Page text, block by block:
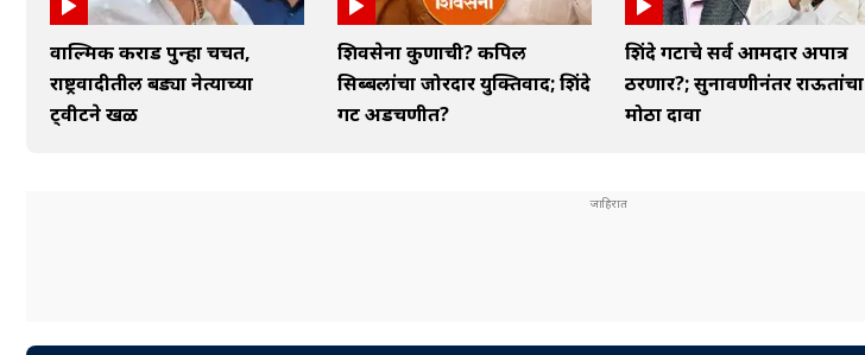
वाल्मिक कराड पुन्हा चर्चेत,
राष्ट्रवादीतील बड्या नेत्याच्या
ट्वीटने खळ
शिवसेना कुणाची? कपिल
सिब्बलांचा जोरदार युक्तिवाद; शिंदे
गट अडचणीत?
शिंदे गटाचे सर्व आमदार अपात्र
ठरणार?; सुनावणीनंतर राऊतांचा
मोठा दावा